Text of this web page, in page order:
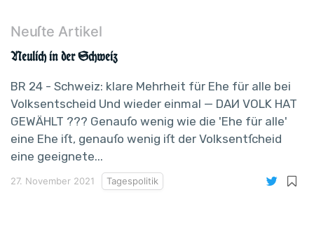
Neuſte Artikel
Neulich in der Schweiz
BR 24 - Schweiz: klare Mehrheit für Ehe für alle bei
Volksentscheid Und wieder einmal — DAИ VOLK HAT
GEWÄHLT ??? Genauſo wenig wie die 'Ehe für alle'
eine Ehe iſt, genauſo wenig iſt der Volksentſcheid
eine geeignete...
27. November 2021 Tagespolitik